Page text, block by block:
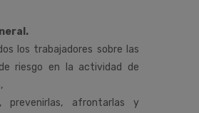
los trabajadores sobre las
riesgo en la actividad de
prevenirlas, afrontarlas y